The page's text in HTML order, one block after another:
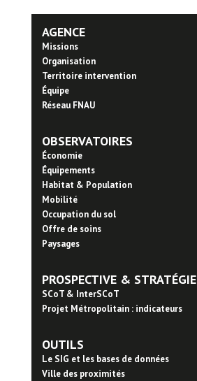
AGENCE
Missions
Organisation
Territoire intervention
Équipe
Réseau FNAU
OBSERVATOIRES
Économie
Équipements
Habitat & Population
Mobilité
Occupation du sol
Offre de soins
Paysages
PROSPECTIVE & STRATÉGIE
SCoT & InterSCoT
Projet Métropolitain : indicateurs
OUTILS
Le SIG et les bases de données
Ville des proximités